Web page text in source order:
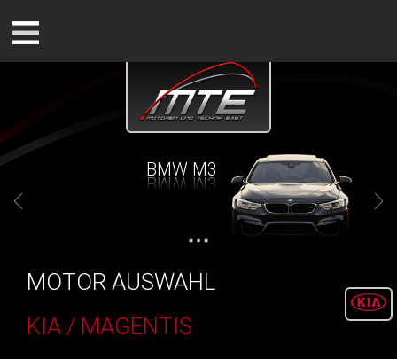
BMW M3
MOTOR AUSWAHL
KIA / MAGENTIS